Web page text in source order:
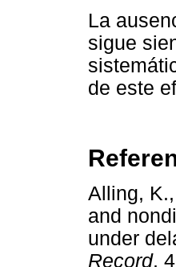
La
sigue
de este
Alling,
and
under
Record,